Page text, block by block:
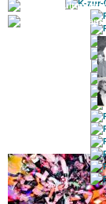
ROSTOCK